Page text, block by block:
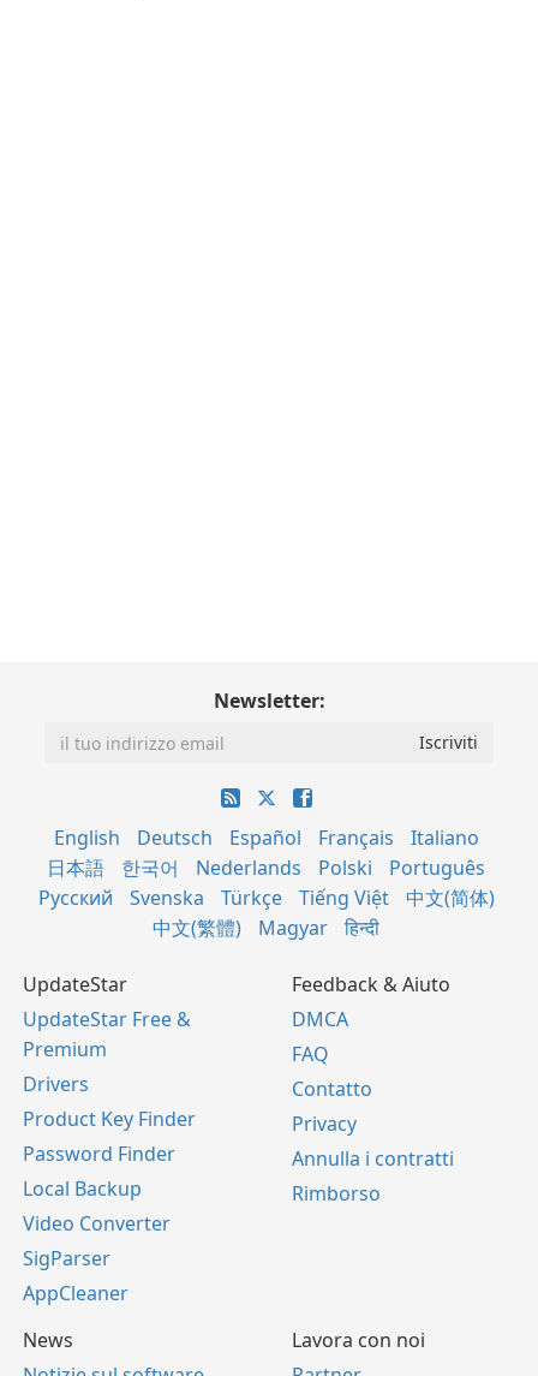
Newsletter:
English Deutsch Español Français
Italiano
日本語
한국어 Nederlands Polski
Português
Русский
Svenska Türkçe Tiếng Việt
中文(简体)
中文(繁體)
Magyar हिन्दी
UpdateStar
UpdateStar Free &
Premium
Drivers
Product Key Finder
Password Finder
Local Backup
Video Converter
SigParser
AppCleaner
Feedback & Aiuto
DMCA
FAQ
Contatto
Privacy
Annulla i contratti
Rimborso
News
Lavora con noi